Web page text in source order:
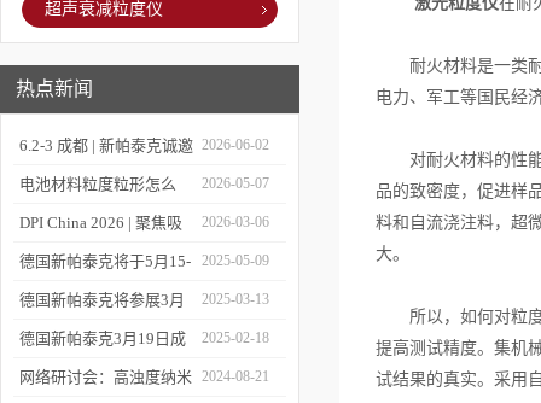
超声衰减粒度仪
热点新闻
6.2-3 成都 | 新帕泰克诚邀
您相约CPI西南制药工业
大会
2026-06-02
电池材料粒度粒形怎么
测？德国新帕泰克邀您共
赴CIBF2026
2026-05-07
DPI China 2026 | 聚焦吸
入制剂前沿，共探技术创
新之路
2026-03-06
德国新帕泰克将于5月15-
17日参加深圳CIBF电池
展
2025-05-09
德国新帕泰克将参展3月
20-21日成都CPI制药工业
大会
2025-03-13
德国新帕泰克3月19日成
都粒度与粒形分析研讨会
2025-02-18
网络研讨会：高浊度纳米 2024-08-21
耐火材料是一类耐
电力、军工等国民经
对耐火材料的性能
品的致密度，促进样
料和自流浇注料，超
大。
所以，如何对粒度
提高测试精度。集机
试结果的真实。采用